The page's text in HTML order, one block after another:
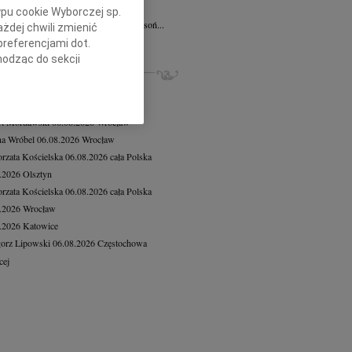
Białystok
Koleżance Anecie Kawęczyńskiej-Lasoń...
NEKROLOGI, KONDOLENCJE
Mordawski06.08.2026Wrocław
Wróbel 06.08.2026Wrocław
Kościelska06.08.2026cała Polska
Olsztyn
Kościelska06.08.2026cała Polska
Wrocław
Katowice
Lipowski 06.08.2026Częstochowa
cookie Wyborczej sp.
chwili zmienić
dot.
do sekcji
przeglądarki.
identyfikacji.
pomiar reklam i